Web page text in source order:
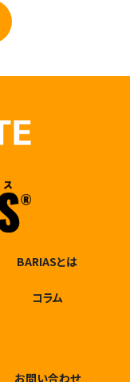
BARIASとは
コラム
お問い合わせ